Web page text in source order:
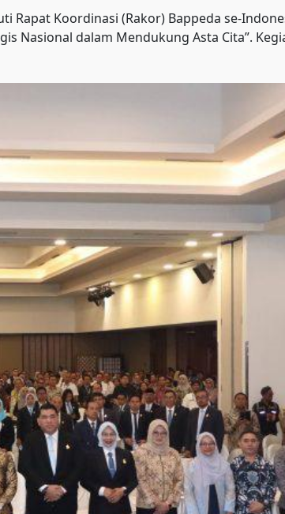
Rapat Koordinasi (Rakor) Bappeda se-
Nasional dalam Mendukung Asta Cita”.